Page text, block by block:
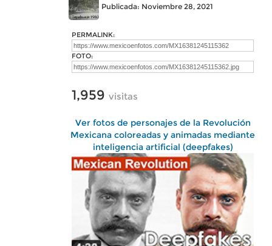
Publicada: Noviembre 28, 2021
PERMALINK:
FOTO:
1,959 visitas
Ver fotos de personajes de la Revolución
Mexicana coloreadas y animadas mediante
inteligencia artificial (deepfakes)